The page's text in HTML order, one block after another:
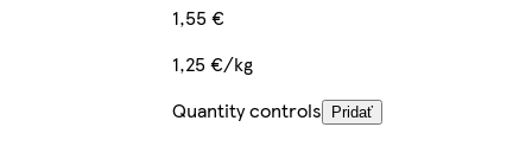
1,55 €
1,25 €/kg
Quantity controls
Pridať